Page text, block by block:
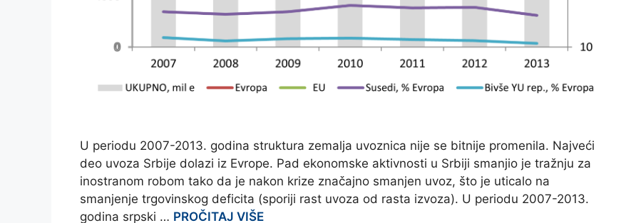
U periodu 2007-2013. godina struktura zemalja uvoznica nije se bitnije promenila. Najveći
deo uvoza Srbije dolazi iz Evrope. Pad ekonomske aktivnosti u Srbiji smanjio je tražnju za
inostranom robom tako da je nakon krize značajno smanjen uvoz, što je uticalo na
smanjenje trgovinskog deficita (sporiji rast uvoza od rasta izvoza). U periodu 2007-2013.
godina srpski … PROČITAJ VIŠE